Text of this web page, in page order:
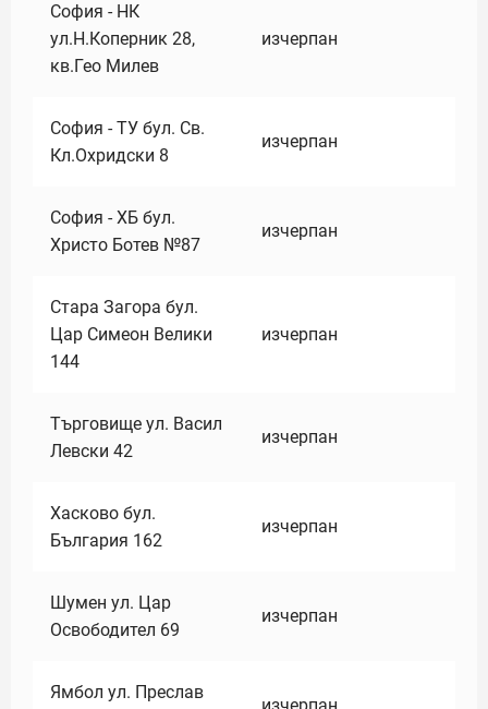
София - НК
ул.Н.Коперник 28,
кв.Гео Милев
изчерпан
София - ТУ бул. Св.
Кл.Охридски 8
изчерпан
София - ХБ бул.
Христо Ботев №87
изчерпан
Стара Загора бул.
Цар Симеон Велики
144
изчерпан
Търговище ул. Васил
Левски 42
изчерпан
Хасково бул.
България 162
изчерпан
Шумен ул. Цар
Освободител 69
изчерпан
Ямбол ул. Преслав